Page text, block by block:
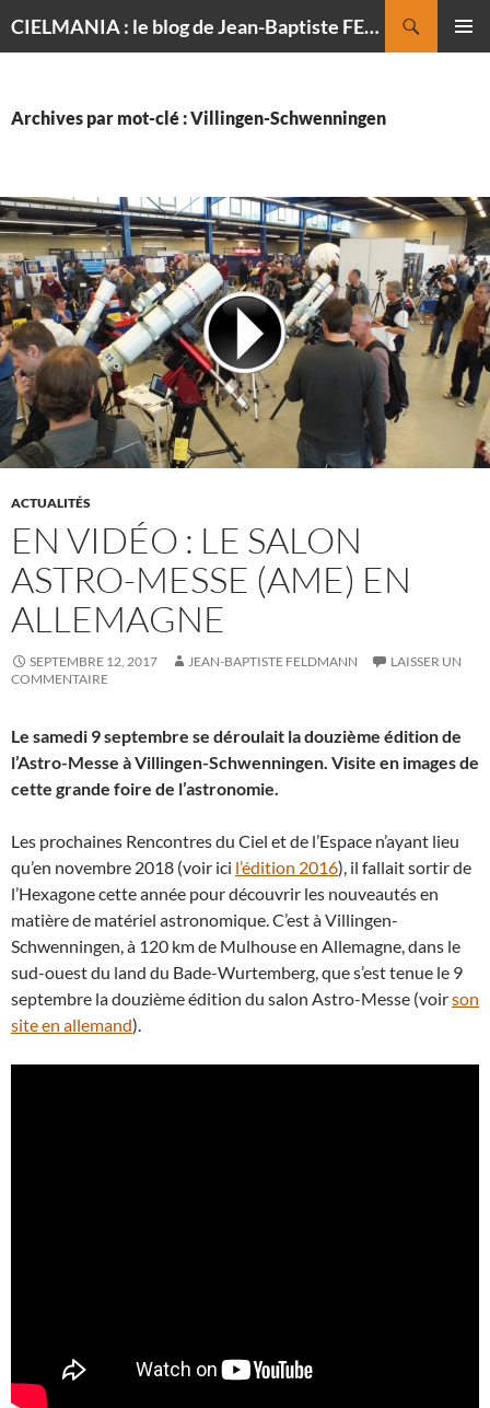
CIELMANIA : le blog de Jean-Baptiste FELDMANN, photographe du ciel
Archives par mot-clé : Villingen-Schwenningen
ACTUALITÉS
EN VIDÉO : LE SALON
ASTRO-MESSE (AME) EN
ALLEMAGNE
SEPTEMBRE 12, 2017 JEAN-BAPTISTE FELDMANN
LAISSER UN
COMMENTAIRE
Le samedi 9 septembre se déroulait la douzième édition de
l’Astro-Messe à Villingen-Schwenningen. Visite en images de
cette grande foire de l’astronomie.
Les prochaines Rencontres du Ciel et de l’Espace n’ayant lieu
qu’en novembre 2018 (voir ici l’édition 2016), il fallait sortir de
l’Hexagone cette année pour découvrir les nouveautés en
matière de matériel astronomique. C’est à Villingen-
Schwenningen, à 120 km de Mulhouse en Allemagne, dans le
sud-ouest du land du Bade-Wurtemberg, que s’est tenue le 9
septembre la douzième édition du salon Astro-Messe (voirson
site en allemand).